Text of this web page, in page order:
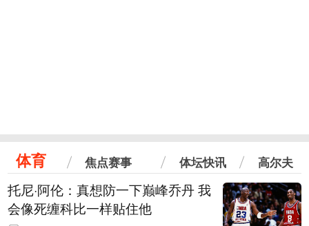
体育 焦点赛事 体坛快讯 高尔夫
托尼·阿伦：真想防一下巅峰乔丹 我
会像死缠科比一样贴住他